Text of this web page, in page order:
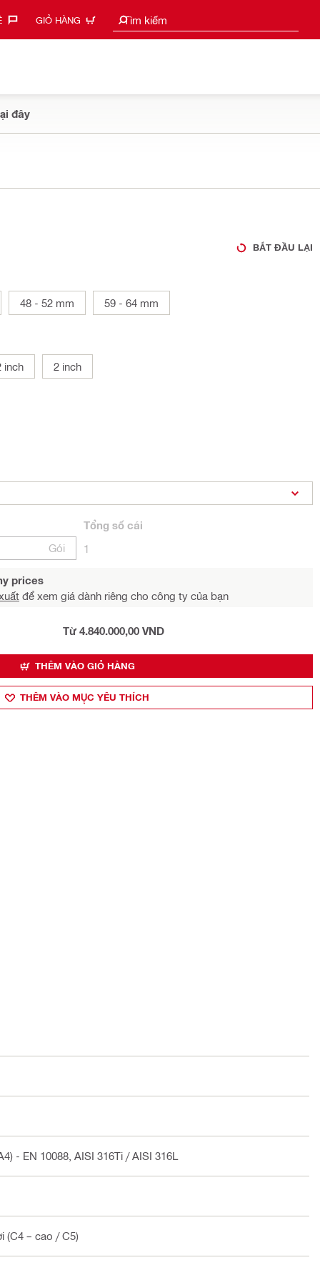
GIỎ HÀNG Tìm kiếm
Tìm kiếm gợi ý
đây
BẮT ĐẦU LẠI
48 - 52 mm 59 - 64 mm
inch 2 inch
Gói
Tổng số cái
1
prices
để xem giá dành riêng cho công ty của bạn
Từ 4.840.000,00 VND
THÊM VÀO GIỎ HÀNG
THÊM VÀO MỤ̣C YÊU THÍCH
- EN 10088, AISI 316Ti / AISI 316L
(C4 – cao / C5)